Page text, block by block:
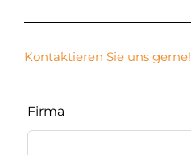
Kontaktieren Sie uns gerne!
dieses
Feld
Firma